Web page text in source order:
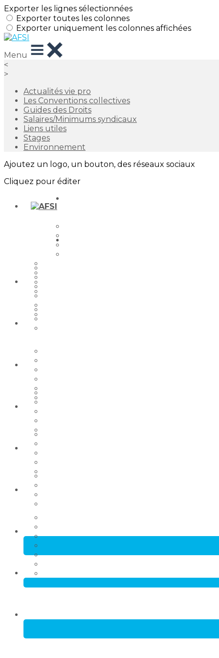
Exporter les lignes sélectionnées
Exporter toutes les colonnes
Exporter uniquement les colonnes affichées
Menu
<
>
Actualités vie pro
Les Conventions collectives
Guides des Droits
Salaires/Minimums syndicaux
Liens utiles
Stages
Environnement
Ajoutez un logo, un bouton, des réseaux sociaux
Cliquez pour éditer